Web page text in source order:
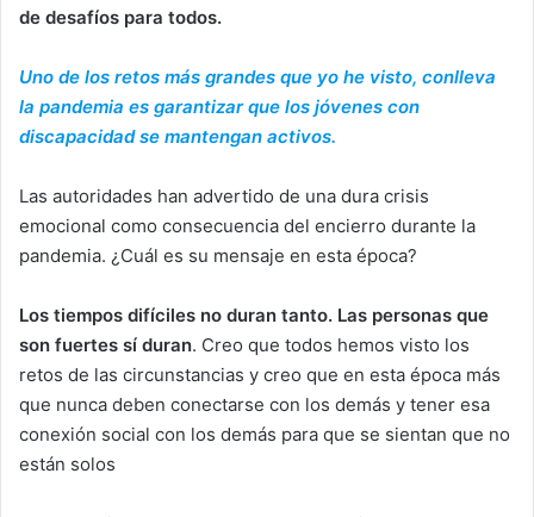
de desafíos para todos.
Uno de los retos más grandes que yo he visto, conlleva
la pandemia es garantizar que los jóvenes con
discapacidad se mantengan activos.
Las autoridades han advertido de una dura crisis
emocional como consecuencia del encierro durante la
pandemia. ¿Cuál es su mensaje en esta época?
Los tiempos difíciles no duran tanto. Las personas que
son fuertes sí duran. Creo que todos hemos visto los
retos de las circunstancias y creo que en esta época más
que nunca deben conectarse con los demás y tener esa
conexión social con los demás para que se sientan que no
están solos